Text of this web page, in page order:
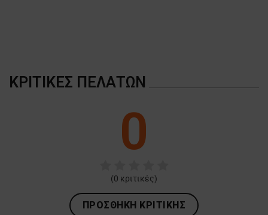
ΚΡΙΤΙΚΈΣ ΠΕΛΑΤΏΝ
0
(0 κριτικές)
ΠΡΟΣΘΉΚΗ ΚΡΙΤΙΚΉΣ